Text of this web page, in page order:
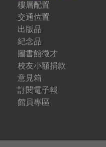
樓層配置
交通位置
出版品
紀念品
圖書館徵才
校友小額捐款
意見箱
訂閱電子報
館員專區